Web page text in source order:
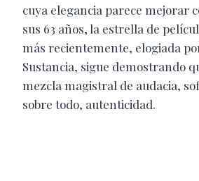
cuya elegancia parece mejorar
sus 63 años, la estrella de
más recientemente, elogiada
Sustancia, sigue demostrando
mezcla magistral de audacia,
sobre todo, autenticidad.